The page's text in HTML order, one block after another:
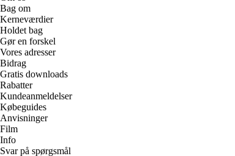
Bag om
Kerneværdier
Holdet bag
Gør en forskel
Vores adresser
Bidrag
Gratis downloads
Rabatter
Kundeanmeldelser
Købeguides
Anvisninger
Film
Info
Svar på spørgsmål